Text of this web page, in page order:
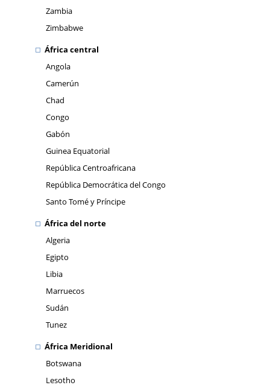
Zambia
Zimbabwe
África central
Angola
Camerún
Chad
Congo
Gabón
Guinea Equatorial
República Centroafricana
República Democrática del Congo
Santo Tomé y Príncipe
África del norte
Algeria
Egipto
Libia
Marruecos
Sudán
Tunez
África Meridional
Botswana
Lesotho